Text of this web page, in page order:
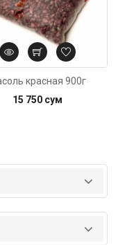
красная 900г
15 750 сум